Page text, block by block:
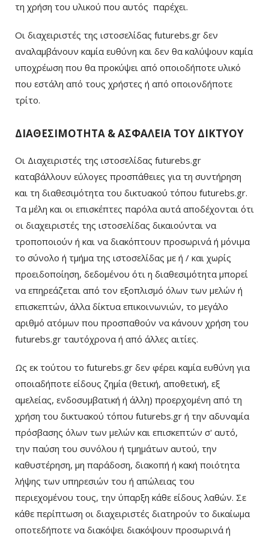
τη χρήση του υλικού που αυτός παρέχει.
Οι διαχειριστές της ιστοσελίδας futurebs.gr δεν
αναλαμβάνουν καμία ευθύνη και δεν θα καλύψουν καμία
υποχρέωση που θα προκύψει από οποιοδήποτε υλικό
που εστάλη από τους χρήστες ή από οποιονδήποτε
τρίτο.
ΔΙΑΘΕΣΙΜΟΤΗΤΑ & ΑΣΦΑΛΕΙΑ ΤΟΥ ΔΙΚΤΥΟΥ
Οι Διαχειριστές της ιστοσελίδας futurebs.gr
καταβάλλουν εύλογες προσπάθειες για τη συντήρηση
και τη διαθεσιμότητα του δικτυακού τόπου futurebs.gr.
Τα μέλη και οι επισκέπτες παρόλα αυτά αποδέχονται ότι
οι διαχειριστές της ιστοσελίδας δικαιούνται να
τροποποιούν ή και να διακόπτουν προσωρινά ή μόνιμα
το σύνολο ή τμήμα της ιστοσελίδας με ή / και χωρίς
προειδοποίηση, δεδομένου ότι η διαθεσιμότητα μπορεί
να επηρεάζεται από τον εξοπλισμό όλων των μελών ή
επισκεπτών, άλλα δίκτυα επικοινωνιών, το μεγάλο
αριθμό ατόμων που προσπαθούν να κάνουν χρήση του
futurebs.gr ταυτόχρονα ή από άλλες αιτίες.
Ως εκ τούτου το futurebs.gr δεν φέρει καμία ευθύνη για
οποιαδήποτε είδους ζημία (θετική, αποθετική, εξ
αμελείας, ενδοσυμβατική ή άλλη) προερχομένη από τη
χρήση του δικτυακού τόπου futurebs.gr ή την αδυναμία
πρόσβασης όλων των μελών και επισκεπτών σ' αυτό,
την παύση του συνόλου ή τμημάτων αυτού, την
καθυστέρηση, μη παράδοση, διακοπή ή κακή ποιότητα
λήψης των υπηρεσιών του ή απώλειας του
περιεχομένου τους, την ύπαρξη κάθε είδους λαθών. Σε
κάθε περίπτωση οι διαχειριστές διατηρούν το δικαίωμα
οποτεδήποτε να διακόψει διακόψουν προσωρινά ή